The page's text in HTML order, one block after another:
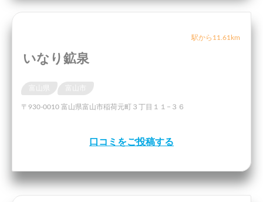
駅から11.61km
いなり鉱泉
〒930-0010 富山県富山市稲荷元町３丁目１１−３６
口コミをご投稿する